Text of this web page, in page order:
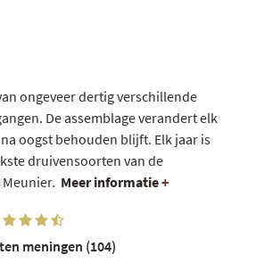
ongeveer dertig verschillende
De assemblage verandert elk
oogst behouden blijft. Elk jaar is
druivensoorten van de
Meer informatie+
meningen (104)